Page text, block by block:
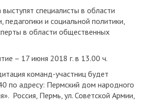
выступят специалисты в области
педагогики и социальной политики,
в области общественных
– 17 июня 2018 г. в 13.00 ч.
команд-участниц будет
по адресу: Пермский дом народного
Россия, Пермь, ул. Советской Армии,